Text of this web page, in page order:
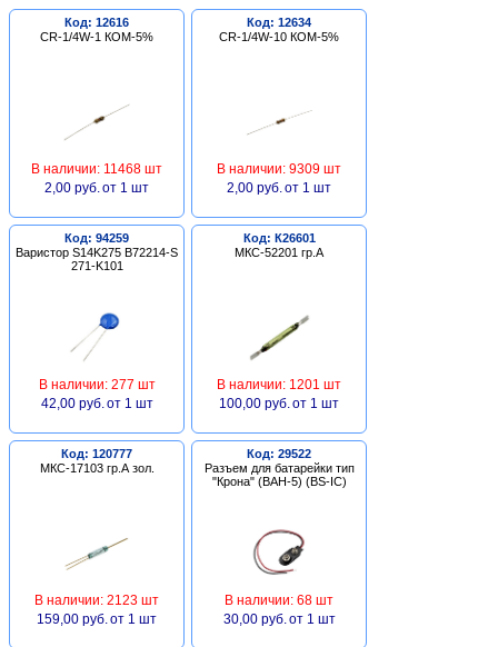
Код: 12616
CR-1/4W-1 КОМ-5%
В наличии: 11468 шт
2,00 руб. от 1 шт
Код: 12634
CR-1/4W-10 КОМ-5%
В наличии: 9309 шт
2,00 руб. от 1 шт
Код: 94259
Варистор S14K275 B72214-S
271-K101
В наличии: 277 шт
42,00 руб. от 1 шт
Код: К26601
МКС-52201 гр.А
В наличии: 1201 шт
100,00 руб. от 1 шт
Код: 120777
МКС-17103 гр.А зол.
В наличии: 2123 шт
159,00 руб. от 1 шт
Код: 29522
Разъем для батарейки тип
"Крона" (BAH-5) (BS-IC)
В наличии: 68 шт
30,00 руб. от 1 шт